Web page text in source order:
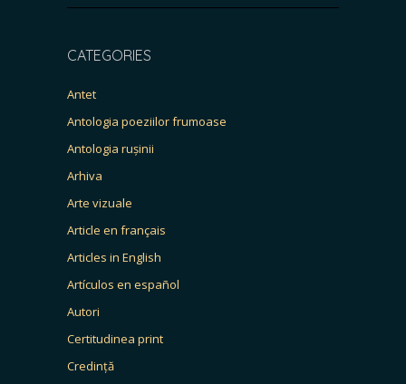
CATEGORIES
Antet
Antologia poeziilor frumoase
Antologia rușinii
Arhiva
Arte vizuale
Article en français
Articles in English
Artículos en español
Autori
Certitudinea print
Credință